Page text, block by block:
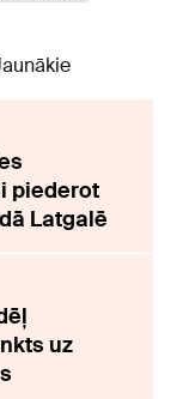
piederot
Latgalē
uz